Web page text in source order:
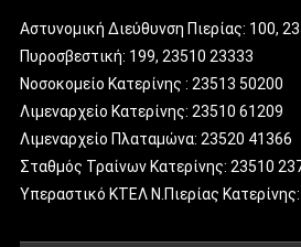
Αστυνομική Διεύθυνση Πιερίας: 100,
Πυροσβεστική: 199, 23510 23333
Νοσοκομείο Κατερίνης : 23513 50200
Λιμεναρχείο Κατερίνης: 23510 61209
Λιμεναρχείο Πλαταμώνα: 23520 41366
Σταθμός Τραίνων Κατερίνης: 23510
Υπεραστικό ΚΤΕΛ Ν.Πιερίας